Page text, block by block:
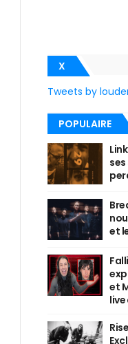
X
Tweets by
POPULAIRE
et
et
live